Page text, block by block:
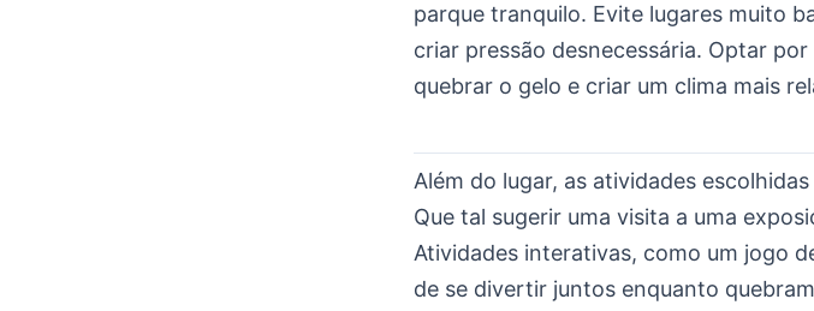
parque tranquilo. Evite lugares muito
criar pressão desnecessária. Optar
quebrar o gelo e criar um clima mais
Além do lugar, as atividades
Que tal sugerir uma visita a uma
Atividades interativas, como um jogo
de se divertir juntos enquanto